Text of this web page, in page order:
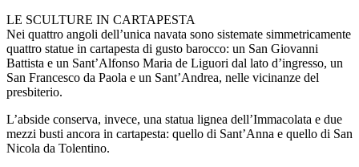
LE SCULTURE IN CARTAPESTA
Nei quattro angoli dell’unica navata sono sistemate simmetricamente
quattro statue in cartapesta di gusto barocco: un San Giovanni
Battista e un Sant’Alfonso Maria de Liguori dal lato d’ingresso, un
San Francesco da Paola e un Sant’Andrea, nelle vicinanze del
presbiterio.
L’abside conserva, invece, una statua lignea dell’Immacolata e due
mezzi busti ancora in cartapesta: quello di Sant’Anna e quello di San
Nicola da Tolentino.